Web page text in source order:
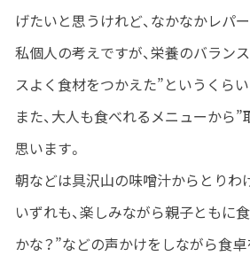
げたいと思うけれど、なかなかレパ
私個人の考えですが、栄養のバラン
スよく食材をつかえた”というくら
また、大人も食べれるメニューから
思います。
朝などは具沢山の味噌汁からとりわ
いずれも、楽しみながら親子ともに
かな？”などの声かけをしながら食